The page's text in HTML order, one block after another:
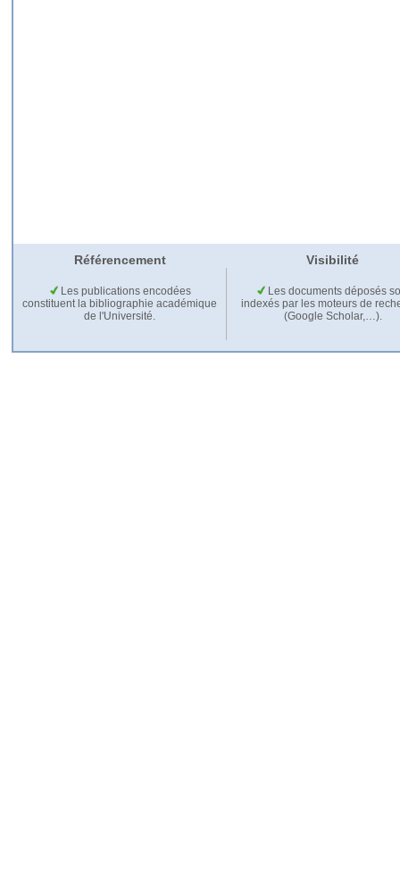
Référencement Visibilité
Les publications encodées
constituent la bibliographie académique
de l'Université.
Les documents déposés
indexés par les moteurs de
(Google Scholar,…).